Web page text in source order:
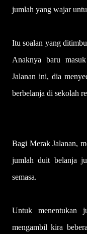
jumlah yang wajar
Itu soalan yang
Anaknya baru
Jalanan ini, dia
berbelanja di sekolah
Bagi Merak Jalanan,
jumlah duit belanja
semasa.
Untuk menentukan
mengambil kira